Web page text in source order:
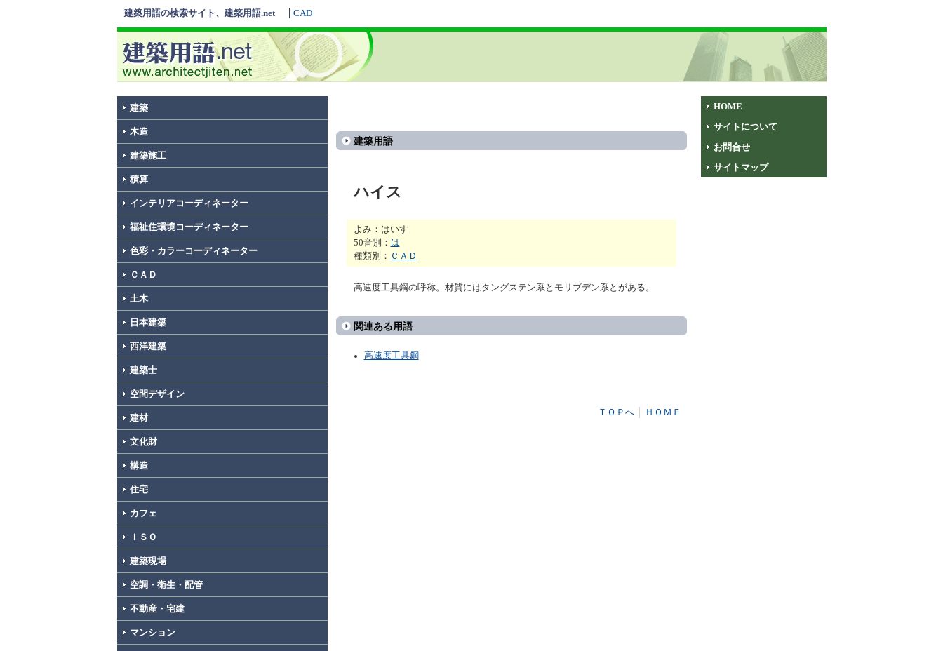
建築用語の検索サイト、建築用語.net CAD
建築
木造
建築施工
積算
インテリアコーディネーター
福祉住環境コーディネーター
色彩・カラーコーディネーター
ＣＡＤ
土木
日本建築
西洋建築
建築士
空間デザイン
建材
文化財
構造
住宅
カフェ
ＩＳＯ
建築現場
空調・衛生・配管
不動産・宅建
マンション
建築用語
ハイス
よみ：はいす
50音別： は
種類別： ＣＡＤ
高速度工具鋼の呼称。材質にはタングステン系とモリブデン系とがある。
関連ある用語
高速度工具鋼
ＴＯＰへ│ ＨＯＭＥ
HOME
サイトについて
お問合せ
サイトマップ